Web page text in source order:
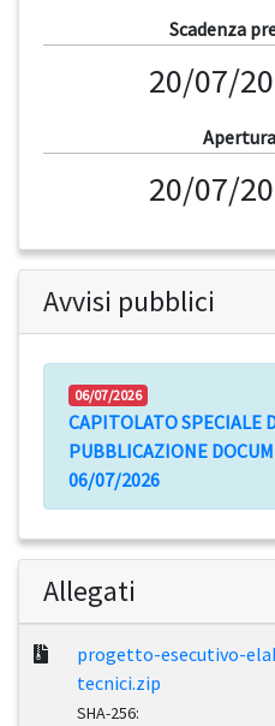
Scadenza
20/07/
20/07/
Avvisi pubblici
06/07/2026
CAPITOLATO SPECIALE
PUBBLICAZIONE
06/07/2026
Allegati
progetto-esecutivo-
tecnici.zip
SHA-256: